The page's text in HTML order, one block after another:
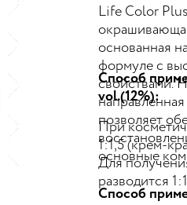
Life Color
основанная
формуле с
свойствами.
позволяет
основные
Способ
vol.(12%):
При
1:1,5 (крем-
Для
разводится
Способ